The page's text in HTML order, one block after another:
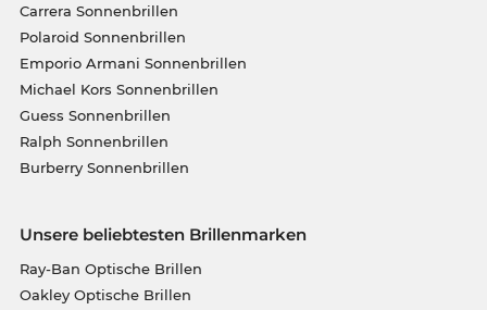
Carrera Sonnenbrillen
Polaroid Sonnenbrillen
Emporio Armani Sonnenbrillen
Michael Kors Sonnenbrillen
Guess Sonnenbrillen
Ralph Sonnenbrillen
Burberry Sonnenbrillen
Unsere beliebtesten Brillenmarken
Ray-Ban Optische Brillen
Oakley Optische Brillen